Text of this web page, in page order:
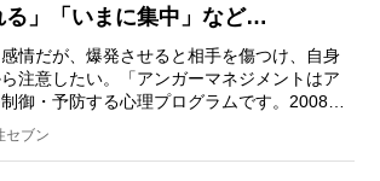
る」「いまに集中」など…
情だが、爆発させると相手を傷つけ、自身
注意したい。「アンガーマネジメントはア
御・予防する心理プログラムです。2008年
セブン